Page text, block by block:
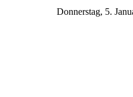
Donnerstag, 5.